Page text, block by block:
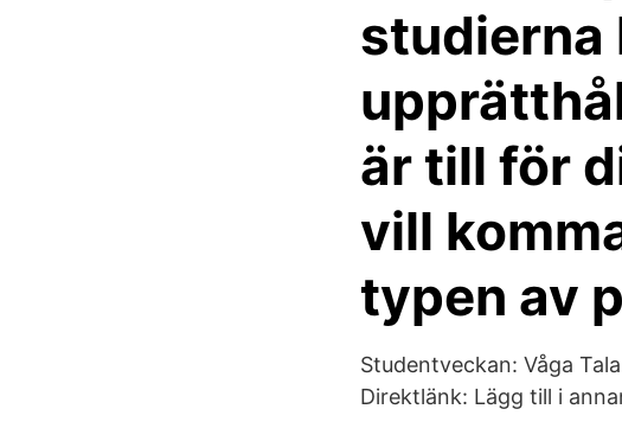
studierna
är till för
vill
typen av
Studentveckan: Våga
Direktlänk: Lägg till i